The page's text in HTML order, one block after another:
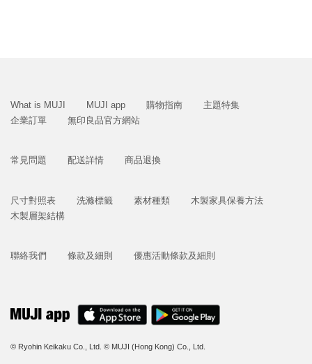
What is MUJI MUJI app 購物指南
主題特集
企業訂單
無印良品官方網站
常見問題 配送詳情 商品退換
尺寸對照表 洗滌標籤 素材種類
木製家具保養方法
木製層架結構
聯絡我們 條款及細則 優惠活動條款及細則
© Ryohin Keikaku Co., Ltd. © MUJI (Hong Kong) Co., Ltd.